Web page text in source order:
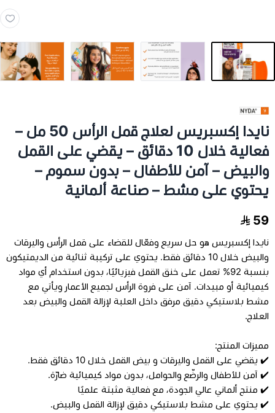
الفيتامينات والمكملات الغذاية
عرض الكل
فيتامينات للاطفال
فيتامينات للبالغين
اجهزة طبية
عرض الكل
اجهزة طبية منزلية
اسرة طبية
مراتب طبية
اجهزة السكر
اجهزة الضغط
السماعات الطبية
الابر الطبية
رعاية كبار السن
عرض الكل
الحفاضات للكبار
تخفيضات
نايدا إكسبريس لعلاج قمل الرأس 50 مل –
فعالية خلال 10 دقائق – يقضي على القمل
والبيض – آمن للأطفال – بدون سموم –
يحتوي على مشط – صناعة ألمانية
59
نايدا إكسبريس هو حل سريع وفعّال للقضاء على قمل الرأس واليرقات
والبيض خلال 10 دقائق فقط. يحتوي على تركيبة ثنائية من الديمتيكون
بنسبة 92% تعمل على خنق القمل فيزيائيًا، بدون استخدام أي مواد
كيميائية أو مبيدات. آمن على فروة الرأس لجميع الأعمار ويأتي مع
مشط بلاستيكي دقيق مرفق داخل العلبة لإزالة القمل والبيض بعد
العلاج.
مميزات المنتج:
✔️ يقضي على القمل واليرقات و بيض القمل خلال 10 دقائق فقط.
✔️ آمن للأطفال والرضّع والحوامل، بدون مواد كيميائية ضارّة.
✔️ منتج ألماني عالي الجودة، مع فعالية مثبتة علميًا
✔️ يحتوي على مشط بلاستيكي دقيق لإزالة القمل والبيض.